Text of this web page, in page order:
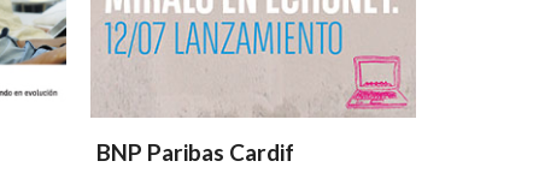
BNP Paribas Cardif